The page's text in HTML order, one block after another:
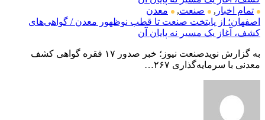
تمام اخبار , صنعت,
معدن
اصفهان؛ از پایتخت صنعت تا قطب نوظهور معدن / گواهی‌های
کشف، آغاز یک مسیر نه پایان آن
به گزارش نویدصنعت نیوز؛ خبر صدور ۱۷ فقره گواهی کشف
معدنی با سرمایه‌گذاری ۲۶۷…